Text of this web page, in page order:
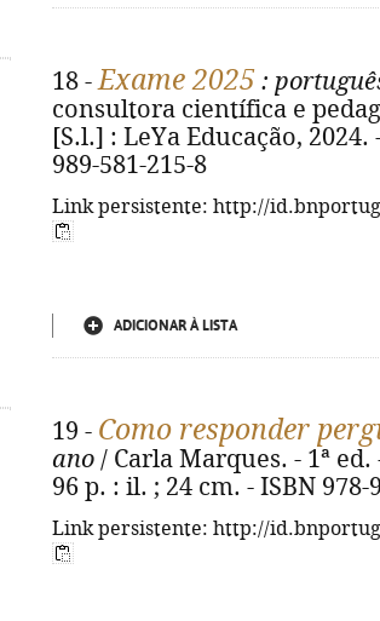
18 -Exame 2025 :
consultora científica e
[S.l.] : LeYa Educação,
989-581-215-8
Link persistente: http://
ADICIONAR À LISTA
19 - Como responder
ano / Carla Marques. - 1ª
96 p. : il. ; 24 cm. - ISBN 978-
Link persistente: http://